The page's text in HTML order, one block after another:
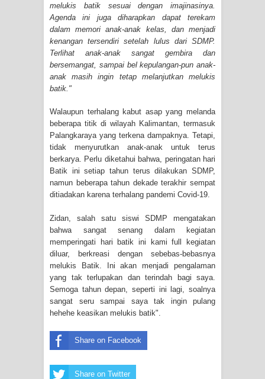
melukis batik sesuai dengan imajinasinya.
Agenda ini juga diharapkan dapat terekam
dalam memori anak-anak kelas, dan menjadi
kenangan tersendiri setelah lulus dari SDMP.
Terlihat anak-anak sangat gembira dan
bersemangat, sampai bel kepulangan-pun anak-
anak masih ingin tetap melanjutkan melukis
batik."
Walaupun terhalang kabut asap yang melanda
beberapa titik di wilayah Kalimantan, termasuk
Palangkaraya yang terkena dampaknya. Tetapi,
tidak menyurutkan anak-anak untuk terus
berkarya. Perlu diketahui bahwa, peringatan hari
Batik ini setiap tahun terus dilakukan SDMP,
namun beberapa tahun dekade terakhir sempat
ditiadakan karena terhalang pandemi Covid-19.
Zidan, salah satu siswi SDMP mengatakan
bahwa sangat senang dalam kegiatan
memperingati hari batik ini kami full kegiatan
diluar, berkreasi dengan sebebas-bebasnya
melukis Batik. Ini akan menjadi pengalaman
yang tak terlupakan dan terindah bagi saya.
Semoga tahun depan, seperti ini lagi, soalnya
sangat seru sampai saya tak ingin pulang
hehehe keasikan melukis batik".
Share on Facebook
Share on Twitter